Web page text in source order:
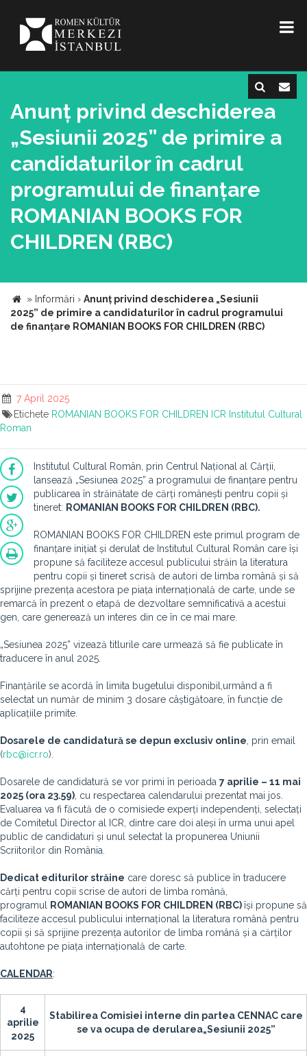
Anunț privind deschiderea
„Sesiunii 2025” de primire a
candidaturilor în cadrul
programului de finanțare
ROMANIAN BOOKS FOR
CHILDREN (RBC)
» Informări › Anunț privind deschiderea „Sesiunii
2025” de primire a candidaturilor în cadrul programului
de finanțare ROMANIAN BOOKS FOR CHILDREN (RBC)
7 April 2025
Etichete ROMANIAN BOOKS FOR CHILDREN ICR Institutul Cultural
Roman
Institutul Cultural Român, prin Centrul Național al Cărții,
lansează „Sesiunea 2025” a programului de finanțare pentru
publicarea în străinătate de cărți românești pentru copii și
tineret: ROMANIAN BOOKS FOR CHILDREN (RBC).
ROMANIAN BOOKS FOR CHILDREN este primul program de
finanțare inițiat și derulat de Institutul Cultural Român care își
propune să faciliteze accesul publicului străin la literatura
pentru copii și tineret scrisă de autori de limba română și să
sprijine prezența acestora pe piața internațională de carte, unde se
remarcă în prezent o etapă de dezvoltare semnificativă a acestui
gen, care generează un interes din ce în ce mai mare.
„Sesiunea 2025” vizează titlurile care urmează să fie publicate în
traducere în anul 2025.
Finanțările se acordă în limita bugetului disponibil,urmând a fi
selectat un număr de minim 3 dosare câștigătoare, în funcție de
aplicațiile primite.
Dosarele de candidatură se depun exclusiv online , prin email
(rbc@icr.ro).
Dosarele de candidatură se vor primi în perioada 7 aprilie – 11 mai
2025 (ora 23.59) , cu respectarea calendarului prezentat mai jos.
Evaluarea va fi făcută de o comisiede experți independenți, selectați
de Comitetul Director al ICR, dintre care doi aleși în urma unui apel
public de candidaturi și unul selectat la propunerea Uniunii
Scriitorilor din România.
Dedicat editurilor străine care doresc să publice în traducere
cărți pentru copii scrise de autori de limba română,
programul
ROMANIAN BOOKS FOR CHILDREN (RBC)își propune să
faciliteze accesul publicului internațional la literatura română pentru
copii și să sprijine prezența autorilor de limba română și a cărților
autohtone pe piața internațională de carte.
CALENDAR:
4
aprilie
2025
Stabilirea Comisiei interne din partea CENNAC care
se va ocupa de derularea„Sesiunii 2025”